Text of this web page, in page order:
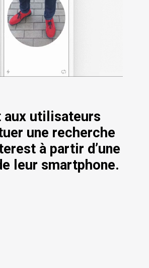
aux utilisateurs
une recherche
à partir d’une
leur smartphone.